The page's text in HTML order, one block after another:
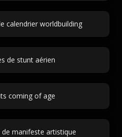
calendrier worldbuilding
de stunt aérien
coming of age
de manifeste artistique